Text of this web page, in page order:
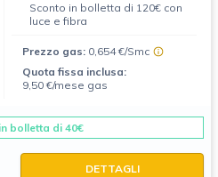
Sconto in bolletta di 120€ con
luce e fibra
Prezzo gas: 0,654 €/Smc
Quota fissa inclusa:
9,50 €/mese gas
bolletta di 40€
DETTAGLI